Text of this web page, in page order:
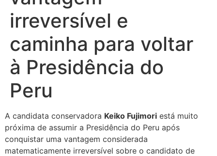
irreversível e
caminha para voltar
à Presidência do
Peru
A candidata conservadora Keiko Fujimori está muito
próxima de assumir a Presidência do Peru após
conquistar uma vantagem considerada
matematicamente irreversível sobre o candidato de